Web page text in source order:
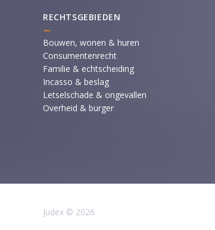
RECHTSGEBIEDEN
Bouwen, wonen & huren
Consumentenrecht
Familie & echtscheiding
Incasso & beslag
Letselschade & ongevallen
Overheid & burger
Judex © 2026